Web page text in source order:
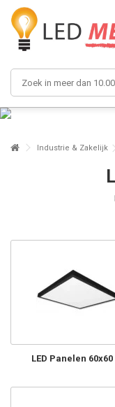
Industrie & Zakelijk
LED Panelen